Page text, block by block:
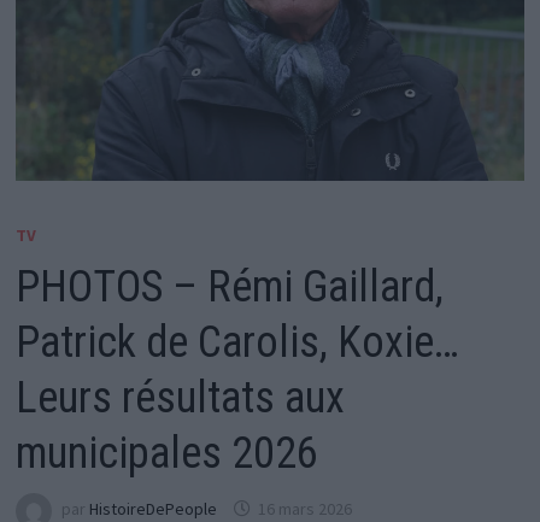
TV
PHOTOS – Rémi Gaillard,
Patrick de Carolis, Koxie…
Leurs résultats aux
municipales 2026
par HistoireDePeople 16 mars 2026